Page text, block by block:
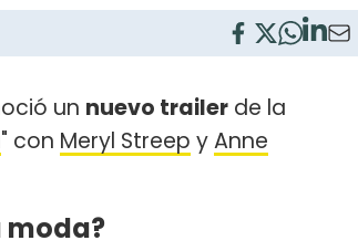
un nuevo trailer de la
" con Meryl Streep yAnne
moda?